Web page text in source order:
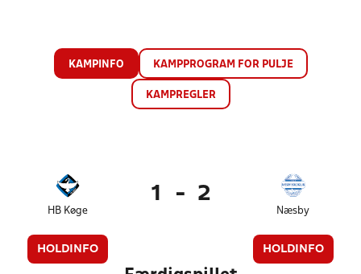
KAMPINFO KAMPPROGRAM FOR PULJE
KAMPREGLER
HB Køge
HOLDINFO
1 - 2
Næsby
HOLDINFO